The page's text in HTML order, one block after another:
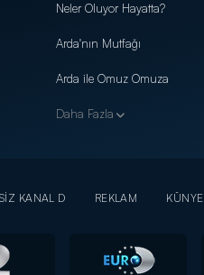
Neler Oluyor Hayatta?
Arda'nın Mutfağı
Arda ile Omuz Omuza
Daha Fazla
KANAL D REKLAM KÜNYE